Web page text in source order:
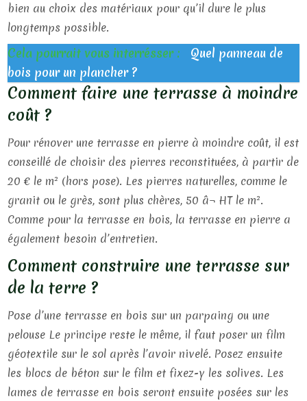
bien au choix des matériaux pour qu’il dure le plus
longtemps possible.
Cela pourrait vous interrésser :
Quel panneau de
bois pour un plancher ?
Comment faire une terrasse à moindre
coût ?
Pour rénover une terrasse en pierre à moindre coût, il est
conseillé de choisir des pierres reconstituées, à partir de
20 € le m² (hors pose). Les pierres naturelles, comme le
granit ou le grès, sont plus chères, 50 â¬ HT le m².
Comme pour la terrasse en bois, la terrasse en pierre a
également besoin d’entretien.
Comment construire une terrasse sur
de la terre ?
Pose d’une terrasse en bois sur un parpaing ou une
pelouse Le principe reste le même, il faut poser un film
géotextile sur le sol après l’avoir nivelé. Posez ensuite
les blocs de béton sur le film et fixez-y les solives. Les
lames de terrasse en bois seront ensuite posées sur les